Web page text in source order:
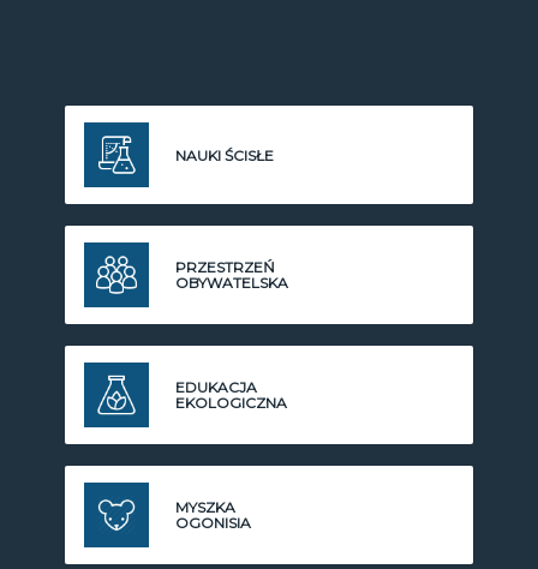
NAUKI ŚCISŁE
PRZESTRZEŃ
OBYWATELSKA
EDUKACJA
EKOLOGICZNA
MYSZKA
OGONISIA